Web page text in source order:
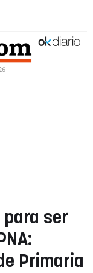
para ser
Primaria